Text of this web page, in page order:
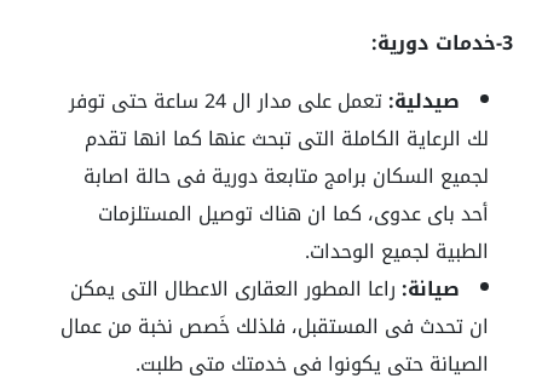
3-خدمات دورية:
صيدلية:
تعمل على مدار ال 24 ساعة حتى توفر
لك الرعاية الكاملة التى تبحث عنها كما انها تقدم
لجميع السكان برامج متابعة دورية فى حالة اصابة
أحد باى عدوى، كما ان هناك توصيل المستلزمات
الطبية لجميع الوحدات.
صيانة: راعا المطور العقارى الاعطال التى يمكن
ان تحدث فى المستقبل، فلذلك خَصص نخبة من عمال
الصيانة حتى يكونوا فى خدمتك متى طلبت.